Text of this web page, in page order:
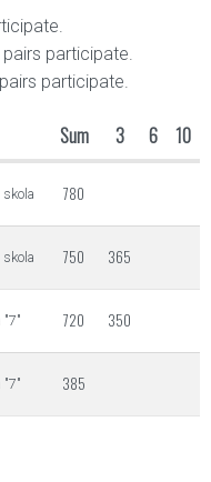
participate.
participate.
Sum 3 6 10
780
750 365
"7" 720 350
"7" 385